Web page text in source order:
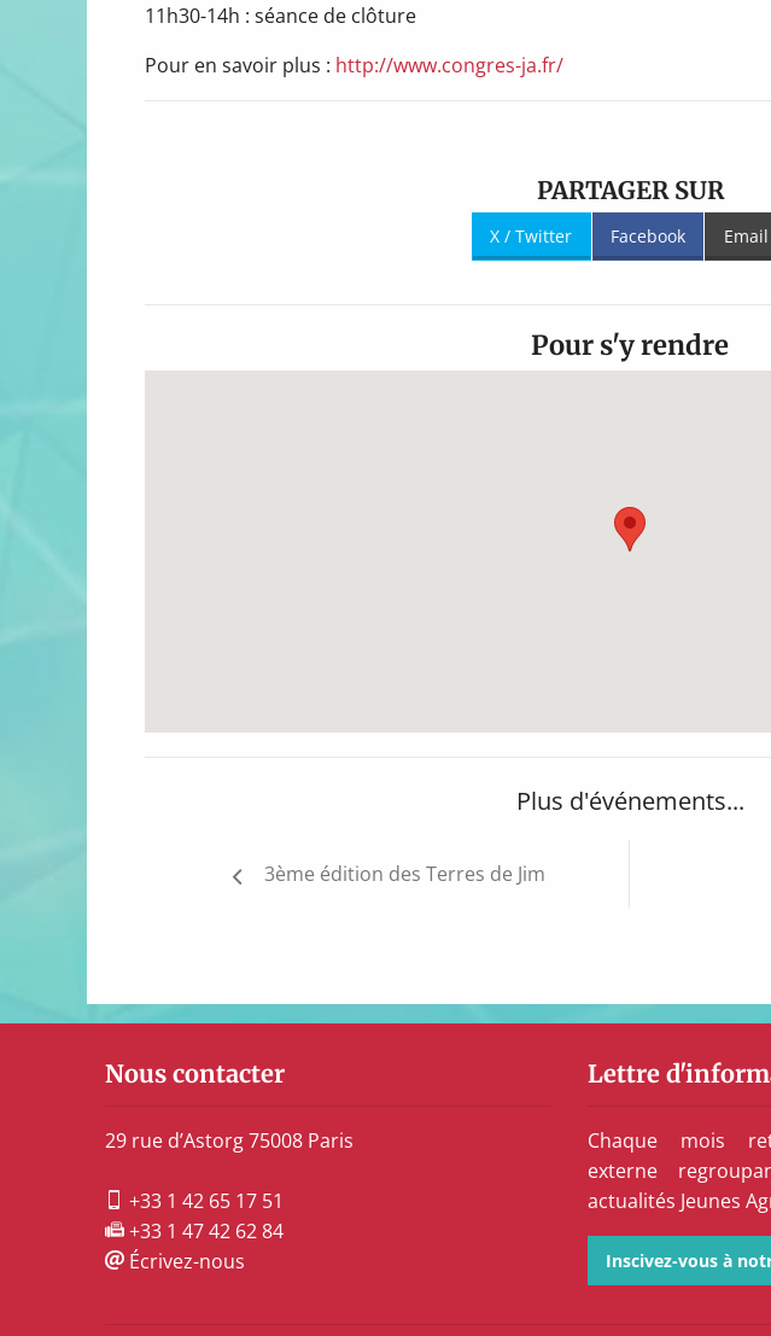
11h30-14h : séance de clôture
Pour en savoir plus : http://www.congres-ja.fr/
PARTAGER SUR
X / Twitter Facebook Email
Pour s'y rendre
Plus d'événements...
Navigation3ème édition des Terres de Jim
Nous contacter
29 rue d’Astorg 75008 Paris
+33 1 42 65 17 51
+33 1 47 42 62 84
Écrivez-nous
Lettre
Chaque mois
externe
actualités Jeunes
Inscivez-vous à